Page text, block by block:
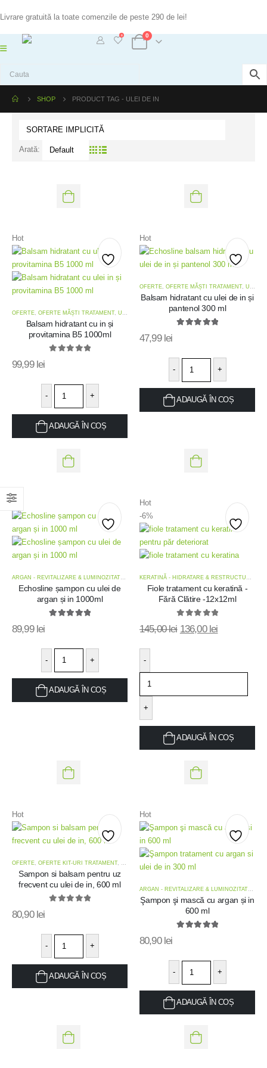
Livrare gratuită la toate comenzile de peste 290 de lei!
0 0
SHOP PRODUCT TAG - ULEI DE IN
Arată:
Hot
Add
wishlist
OFERTE, OFERTE MĂȘTI TRATAMENT, UZ FRECVENT - TOATE TIPURILE DE PĂR
Balsam hidratant cu in și
provitamina B5 1000ml
99,99 lei
- +
ADAUGĂ ÎN COȘ
Hot
to
OFERTE, OFERTE MĂȘTI TRATAMENT, UZ FRECVENT - TOATE TIPURILE DE PĂR
Balsam hidratant cu ulei de in și
pantenol 300 ml
47,99 lei
- +
ADAUGĂ ÎN COȘ
Hot
Add
wishlist
OFERTE,OFERTE ȘAMPOANE
Echosline șampon cu ulei de
argan și in 1000ml
89,99 lei
- +
ADAUGĂ ÎN COȘ
Hot
-6%
KERATINĂ - HIDRATARE & RESTRUCTURARE
Fiole tratament cu keratină -
Fără Clătire -12x12ml
145,00lei 136,00 lei
-
+
ADAUGĂ ÎN COȘ
Hot
to
wishlist
OFERTE, OFERTE KIT-URI TRATAMENT, UZ FRECVENT - TOATE TIPURILE DE PĂR
Sampon si balsam pentru uz
frecvent cu ulei de in, 600 ml
80,90 lei
- +
ADAUGĂ ÎN COȘ
Hot
Add
ARGAN - REVITALIZARE & LUMINOZITATE,
Şampon şi mască cu argan și in
600 ml
80,90 lei
- +
ADAUGĂ ÎN COȘ